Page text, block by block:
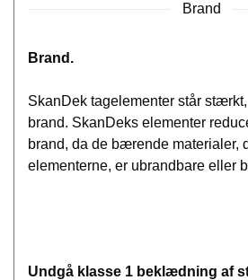
Brand
Brand.
SkanDek tagelementer står
brand. SkanDeks elementer
brand, da de bærende materialer,
elementerne, er ubrandbare eller
Undgå klasse 1 beklædning af